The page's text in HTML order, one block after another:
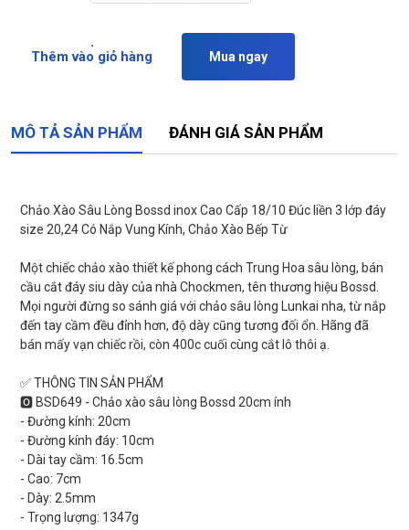
Thêm vào giỏ hàng Mua ngay
MÔ TẢ SẢN PHẨM ĐÁNH GIÁ SẢN PHẨM
Chảo Xào Sâu Lòng Bossd inox Cao Cấp 18/10 Đúc liền 3 lớp đáy
size 20,24 Có Nắp Vung Kính, Chảo Xào Bếp Từ
Một chiếc chảo xào thiết kế phong cách Trung Hoa sâu lòng, bán
cầu cắt đáy siu dày của nhà Chockmen, tên thương hiệu Bossd.
Mọi người đừng so sánh giá với chảo sâu lòng Lunkai nha, từ nắp
đến tay cầm đều đỉnh hơn, độ dày cũng tương đối ổn. Hãng đã
bán mấy vạn chiếc rồi, còn 400c cuối cùng cắt lô thôi ạ.
✅ THÔNG TIN SẢN PHẨM
🅾 BSD649 - Chảo xào sâu lòng Bossd 20cm ính
- Đường kính: 20cm
- Đường kính đáy: 10cm
- Dài tay cầm: 16.5cm
- Cao: 7cm
- Dày: 2.5mm
- Trọng lượng: 1347g